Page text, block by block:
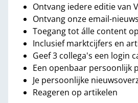
Ontvang iedere editie van
Ontvang onze email-
Toegang tot álle content
Inclusief marktcijfers en
Geef 3 collega's een login
Een openbaar persoonlijk
Je persoonlijke
Reageren op artikelen